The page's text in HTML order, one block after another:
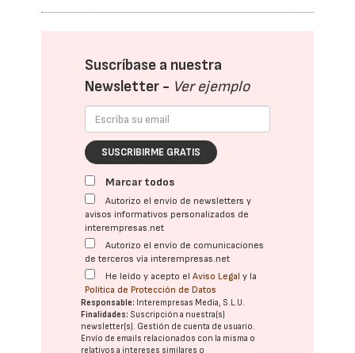
Suscríbase a nuestra
Newsletter - Ver ejemplo
SUSCRIBIRME GRATIS
Marcar todos
Autorizo el envío de newsletters y
avisos informativos personalizados de
interempresas.net
Autorizo el envío de comunicaciones
de terceros vía interempresas.net
He leído y acepto elAviso Legal y la
Política de Protección de Datos
Responsable: Interempresas Media, S.L.U.
Finalidades: Suscripción a nuestra(s)
newsletter(s). Gestión de cuenta de usuario.
Envío de emails relacionados con la misma o
relativos a intereses similares o